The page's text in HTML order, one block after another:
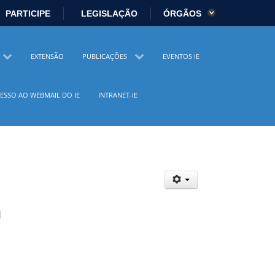
PARTICIPE LEGISLAÇÃO ÓRGÃOS
Ministério da Economia
EXTENSÃO PUBLICAÇÕES EVENTOS IE
AO WEBMAIL DO IE INTRANET-IE